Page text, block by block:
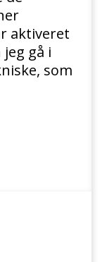
aktiveret
gå i
som